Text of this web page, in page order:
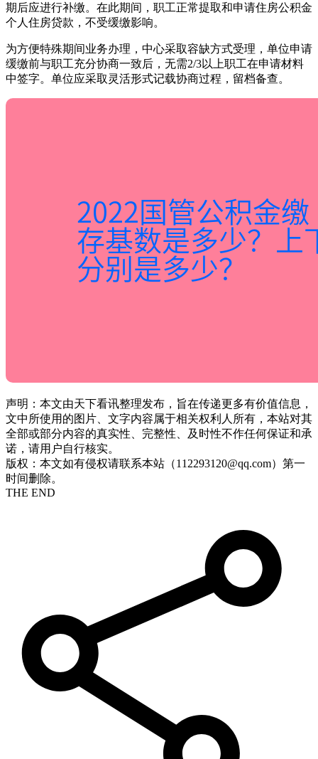
期后应进行补缴。在此期间，职工正常提取和申请住房公积金
个人住房贷款，不受缓缴影响。
为方便特殊期间业务办理，中心采取容缺方式受理，单位申请
缓缴前与职工充分协商一致后，无需2/3以上职工在申请材料
中签字。单位应采取灵活形式记载协商过程，留档备查。
声明：本文由天下看讯整理发布，旨在传递更多有价值信息，
文中所使用的图片、文字内容属于相关权利人所有，本站对其
全部或部分内容的真实性、完整性、及时性不作任何保证和承
诺，请用户自行核实。
版权：本文如有侵权请联系本站（112293120@qq.com）第一
时间删除。
THE END